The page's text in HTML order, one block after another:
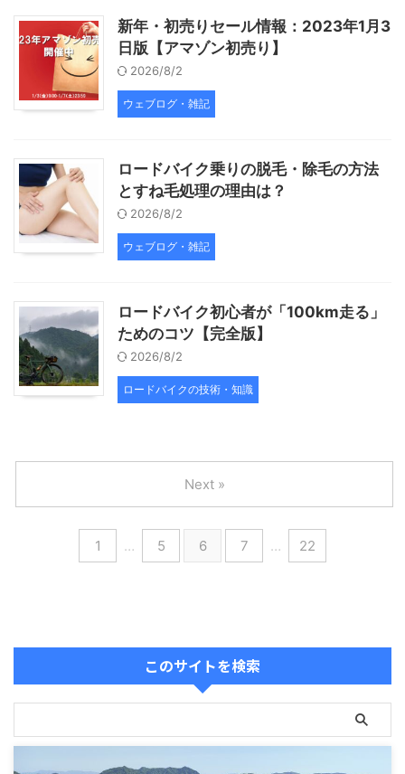
新年・初売りセール情報：2023年1月3
日版【アマゾン初売り】
2026/8/2
ウェブログ・雑記
ロードバイク乗りの脱毛・除毛の方法
とすね毛処理の理由は？
2026/8/2
ウェブログ・雑記
ロードバイク初心者が「100km走る」
ためのコツ【完全版】
2026/8/2
ロードバイクの技術・知識
1 … 5 6 7 … 22
Next »
このサイトを検索